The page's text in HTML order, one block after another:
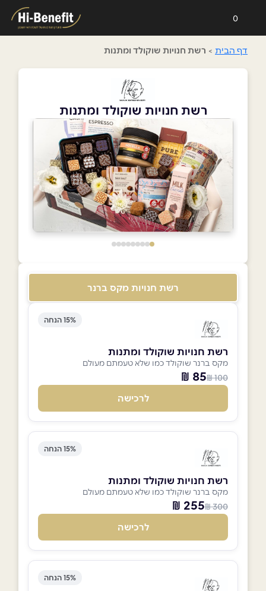
0
דף הבית > רשת חנויות שוקולד ומתנות
רשת חנויות שוקולד ומתנות
רשת חנויות מקס ברנר
15% הנחה
רשת חנויות שוקולד ומתנות
מקס ברנר שוקולד כמו שלא טעמתם מעולם
100 ₪
85 ₪
לרכישה
15% הנחה
רשת חנויות שוקולד ומתנות
מקס ברנר שוקולד כמו שלא טעמתם מעולם
300 ₪
255 ₪
לרכישה
15% הנחה